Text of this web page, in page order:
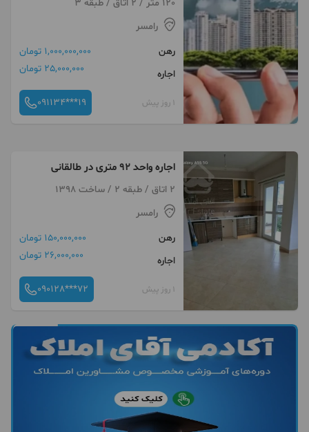
120 متر / 2 اتاق / طبقه 3
رامسر
رهن
1,000,000,000 تومان
اجاره
25,000,000 تومان
1 روز پیش 091134***19
اجاره واحد ۹۲ متری در طالقانی
2 اتاق / طبقه 2 / ساخت 1398
رامسر
رهن
150,000,000 تومان
اجاره
26,000,000 تومان
1 روز پیش 090128***72